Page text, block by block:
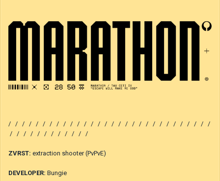
/ / / / / / / / / / / / / / / / / / / / / / / / / / / / / /
/ / / / / / / / / / / /
ZVRST: extraction shooter (PvPvE)
DEVELOPER: Bungie